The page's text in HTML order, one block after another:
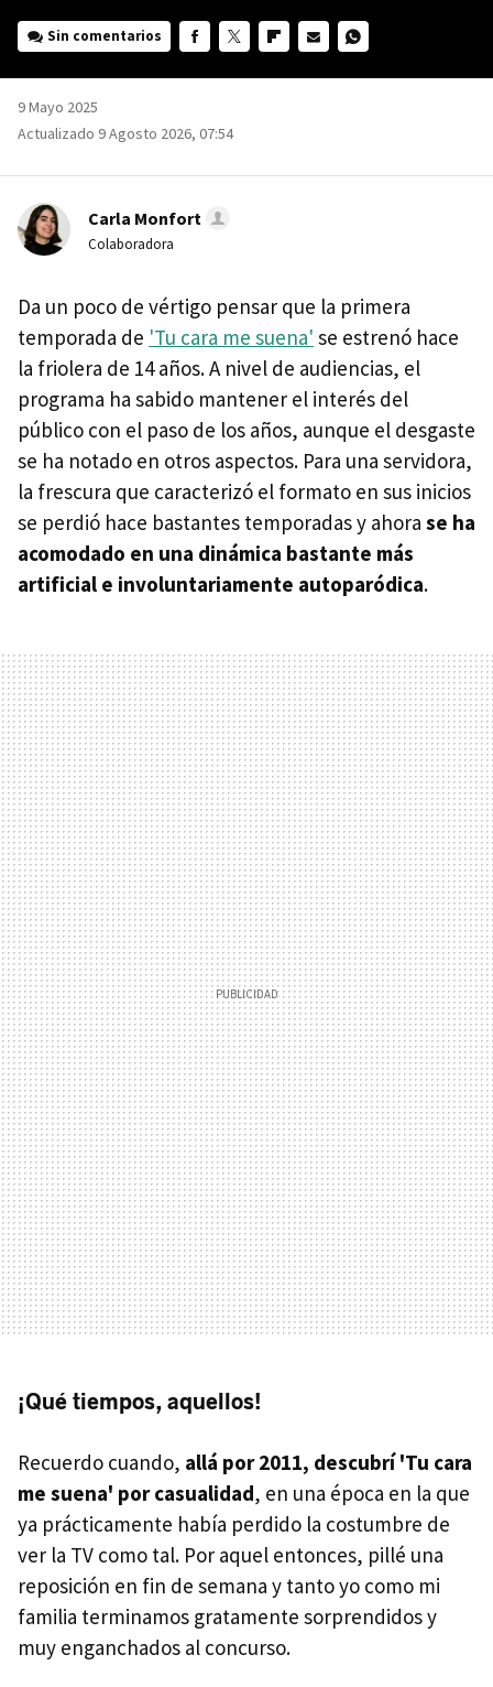
Sin comentarios
9 Mayo 2025
Actualizado 9 Agosto 2026, 07:54
Carla Monfort
Colaboradora
Da un poco de vértigo pensar que la primera
temporada de 'Tu cara me suena' se estrenó hace
la friolera de 14 años. A nivel de audiencias, el
programa ha sabido mantener el interés del
público con el paso de los años, aunque el desgaste
se ha notado en otros aspectos. Para una servidora,
la frescura que caracterizó el formato en sus inicios
se perdió hace bastantes temporadas y ahora se ha
acomodado en una dinámica bastante más
artificial e involuntariamente autoparódica.
¡Qué tiempos, aquellos!
Recuerdo cuando, allá por 2011, descubrí 'Tu cara
me suena' por casualidad, en una época en la que
ya prácticamente había perdido la costumbre de
ver la TV como tal. Por aquel entonces, pillé una
reposición en fin de semana y tanto yo como mi
familia terminamos gratamente sorprendidos y
muy enganchados al concurso.